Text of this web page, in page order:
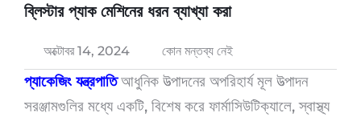
ব্লিস্টার প্যাক মেশিনের ধরন ব্যাখ্যা করা
অক্টোবর 14, 2024 কোন মন্তব্য নেই
প্যাকেজিং যন্ত্রপাতিআধুনিক উত্পাদনের অপরিহার্য মূল উত্পাদন
সরঞ্জামগুলির মধ্যে একটি, বিশেষ করে ফার্মাসিউটিক্যালে, স্বাস্থ্য